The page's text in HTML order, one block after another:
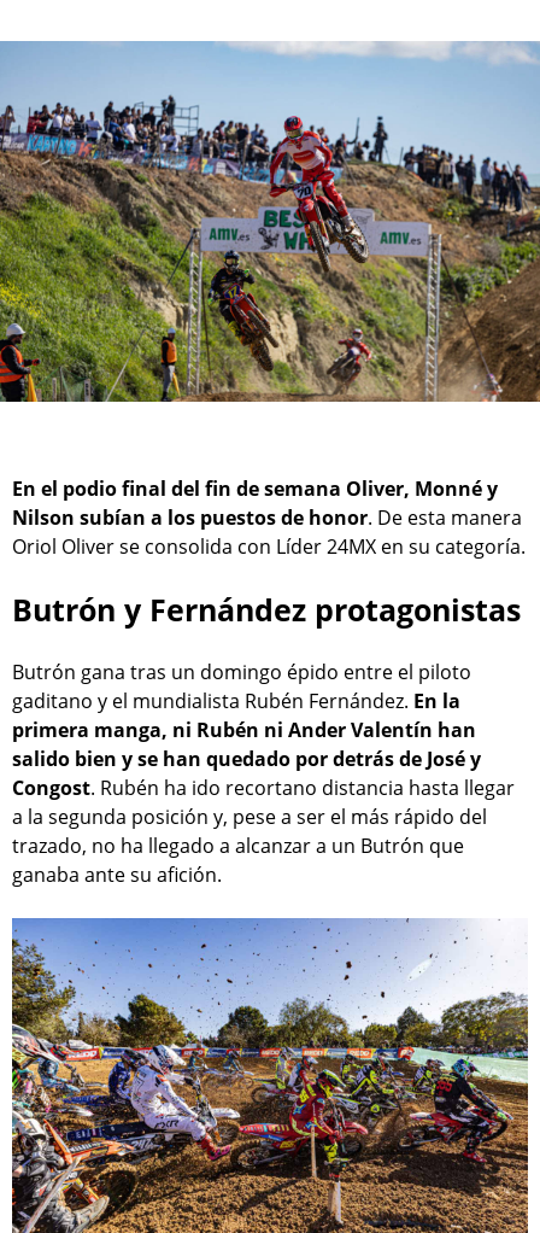
En el podio final del fin de semana Oliver, Monné y
Nilson subían a los puestos de honor. De esta manera
Oriol Oliver se consolida con Líder 24MX en su categoría.
Butrón y Fernández protagonistas
Butrón gana tras un domingo épido entre el piloto
gaditano y el mundialista Rubén Fernández. En la
primera manga, ni Rubén ni Ander Valentín han
salido bien y se han quedado por detrás de José y
Congost. Rubén ha ido recortano distancia hasta llegar
a la segunda posición y, pese a ser el más rápido del
trazado, no ha llegado a alcanzar a un Butrón que
ganaba ante su afición.